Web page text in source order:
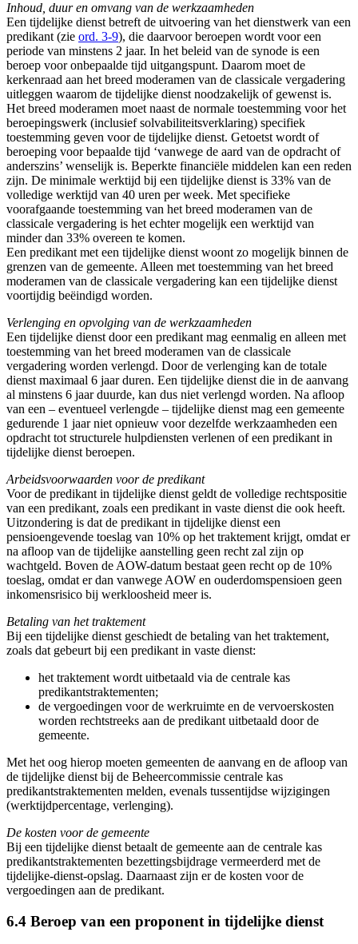
Inhoud, duur en omvang van de werkzaamheden
Een tijdelijke dienst betreft de uitvoering van het dienstwerk van een
predikant (zie ord. 3-9), die daarvoor beroepen wordt voor een
periode van minstens 2 jaar. In het beleid van de synode is een
beroep voor onbepaalde tijd uitgangspunt. Daarom moet de
kerkenraad aan het breed moderamen van de classicale vergadering
uitleggen waarom de tijdelijke dienst noodzakelijk of gewenst is.
Het breed moderamen moet naast de normale toestemming voor het
beroepingswerk (inclusief solvabiliteitsverklaring) specifiek
toestemming geven voor de tijdelijke dienst. Getoetst wordt of
beroeping voor bepaalde tijd ‘vanwege de aard van de opdracht of
anderszins’ wenselijk is. Beperkte financiële middelen kan een reden
zijn. De minimale werktijd bij een tijdelijke dienst is 33% van de
volledige werktijd van 40 uren per week. Met specifieke
voorafgaande toestemming van het breed moderamen van de
classicale vergadering is het echter mogelijk een werktijd van
minder dan 33% overeen te komen.
Een predikant met een tijdelijke dienst woont zo mogelijk binnen de
grenzen van de gemeente. Alleen met toestemming van het breed
moderamen van de classicale vergadering kan een tijdelijke dienst
voortijdig beëindigd worden.
Verlenging en opvolging van de werkzaamheden
Een tijdelijke dienst door een predikant mag eenmalig en alleen met
toestemming van het breed moderamen van de classicale
vergadering worden verlengd. Door de verlenging kan de totale
dienst maximaal 6 jaar duren. Een tijdelijke dienst die in de aanvang
al minstens 6 jaar duurde, kan dus niet verlengd worden. Na afloop
van een – eventueel verlengde – tijdelijke dienst mag een gemeente
gedurende 1 jaar niet opnieuw voor dezelfde werkzaamheden een
opdracht tot structurele hulpdiensten verlenen of een predikant in
tijdelijke dienst beroepen.
Arbeidsvoorwaarden voor de predikant
Voor de predikant in tijdelijke dienst geldt de volledige rechtspositie
van een predikant, zoals een predikant in vaste dienst die ook heeft.
Uitzondering is dat de predikant in tijdelijke dienst een
pensioengevende toeslag van 10% op het traktement krijgt, omdat er
na afloop van de tijdelijke aanstelling geen recht zal zijn op
wachtgeld. Boven de AOW-datum bestaat geen recht op de 10%
toeslag, omdat er dan vanwege AOW en ouderdomspensioen geen
inkomensrisico bij werkloosheid meer is.
Betaling van het traktement
Bij een tijdelijke dienst geschiedt de betaling van het traktement,
zoals dat gebeurt bij een predikant in vaste dienst:
het traktement wordt uitbetaald via de centrale kas
predikantstraktementen;
de vergoedingen voor de werkruimte en de vervoerskosten
worden rechtstreeks aan de predikant uitbetaald door de
gemeente.
Met het oog hierop moeten gemeenten de aanvang en de afloop van
de tijdelijke dienst bij de Beheercommissie centrale kas
predikantstraktementen melden, evenals tussentijdse wijzigingen
(werktijdpercentage, verlenging).
De kosten voor de gemeente
Bij een tijdelijke dienst betaalt de gemeente aan de centrale kas
predikantstraktementen bezettingsbijdrage vermeerderd met de
tijdelijke-dienst-opslag. Daarnaast zijn er de kosten voor de
vergoedingen aan de predikant.
6.4 Beroep van een proponent in tijdelijke dienst